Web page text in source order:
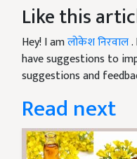
Like this
Hey! I amलोकेश निरवाल.
have suggestions to
suggestions and
Read next